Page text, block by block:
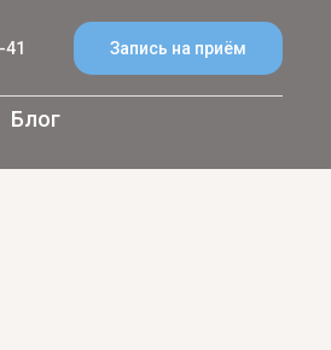
41 Запись на приём
Блог